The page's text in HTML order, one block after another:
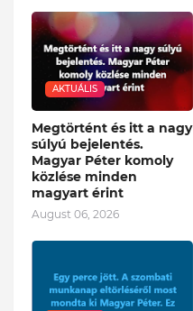
AKTUÁLIS
Megtörtént és itt a nagy
súlyú bejelentés.
Magyar Péter komoly
közlése minden
magyart érint
August 06, 2026